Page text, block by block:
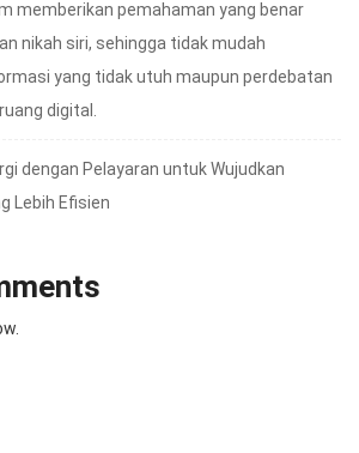
memberikan pemahaman yang benar
nikah siri, sehingga tidak mudah
yang tidak utuh maupun perdebatan
digital.
dengan Pelayaran untuk Wujudkan
Lebih Efisien